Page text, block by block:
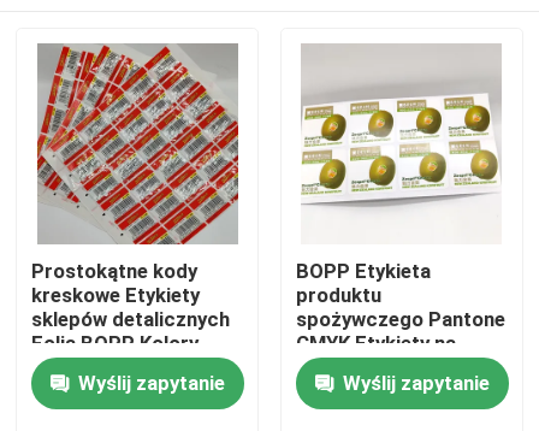
Dom
O nas
Prostokątne kody
kreskowe Etykiety
sklepów detalicznych
Folia BOPP Kolory
CMYK Etykieta cenowa
sklepu spożywczego
Wyślij zapytanie
BOPP Etykieta
produktu
spożywczego Pantone
CMYK Etykiety na
półki warzywne
Wyślij zapytanie